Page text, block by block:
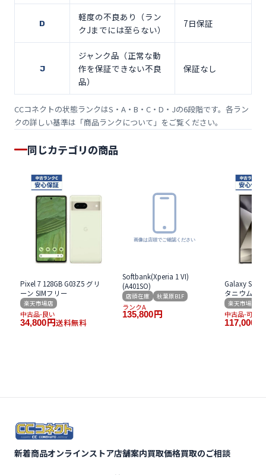
D
軽度の不良あり（ラン
クJまでには至らない）
7日保証
J
ジャンク品（正常な動
作を保証できない不良
品）
保証なし
CCコネクトの状態ランクはS・A・B・C・D・Jの6段階です。各ラン
クの詳しい基準は「商品ランクについて 」をご覧ください。
同じカテゴリの商品
Pixel 7 128GB G03Z5 グリ
ーン SIMフリー
楽天市場店
中古品-良い
34,800 円送料無料
Softbank(Xperia 1 VI)
(A401SO)
店頭在庫 秋葉原B1F
ランクA
135,800 円
Galaxy S24
タニウム グ
楽天市場店
中古品-可
117,000
新着商品オンラインストア店舗案内買取価格買取のご相談